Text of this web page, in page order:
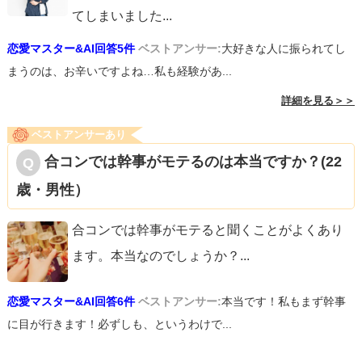
てしまいました...
恋愛マスター&AI回答5件 ベストアンサー:大好きな人に振られてし
まうのは、お辛いですよね…私も経験があ...
詳細を見る＞＞
ベストアンサーあり
合コンでは幹事がモテるのは本当ですか？(22
歳・男性）
合コンでは幹事がモテると聞くことがよくあり
ます。本当なのでしょうか？ ...
恋愛マスター&AI回答6件 ベストアンサー:本当です！私もまず幹事
に目が行きます！必ずしも、というわけで...